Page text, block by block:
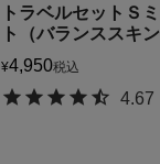
トラベルセットＳ
ト（バランススキン
¥4,950税込
4.67